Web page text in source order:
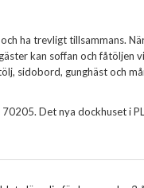
ha trevligt tillsammans.
kan soffan och fåtöljen
sidobord, gunghäst och
Det nya dockhuset i